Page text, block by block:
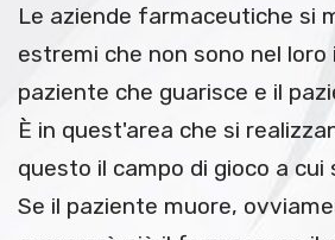
Le aziende farmaceutiche si
estremi che non sono nel loro
paziente che guarisce e il
È in quest'area che si
questo il campo di gioco a
Se il paziente muore,